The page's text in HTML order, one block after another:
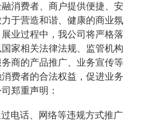
消费者、商户提供便捷、安
于营造和谐、健康的商业氛
业过程中，我公司将严格落
家相关法律法规、监管机构
商的产品推广、业务宣传等
费者的合法权益，促进业务
郑重声明：
电话、网络等违规方式推广